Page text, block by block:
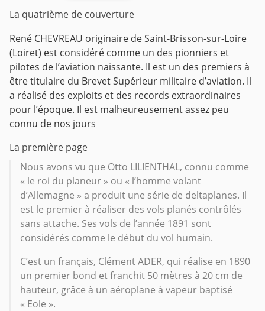
La quatrième de couverture
René CHEVREAU originaire de Saint-Brisson-sur-Loire
(Loiret) est considéré comme un des pionniers et
pilotes de l’aviation naissante. Il est un des premiers à
être titulaire du Brevet Supérieur militaire d’aviation. Il
a réalisé des exploits et des records extraordinaires
pour l’époque. Il est malheureusement assez peu
connu de nos jours
La première page
Nous avons vu que Otto LILIENTHAL, connu comme
« le roi du planeur » ou « l’homme volant
d’Allemagne » a produit une série de deltaplanes. Il
est le premier à réaliser des vols planés contrôlés
sans attache. Ses vols de l’année 1891 sont
considérés comme le début du vol humain.
C’est un français, Clément ADER, qui réalise en 1890
un premier bond et franchit 50 mètres à 20 cm de
hauteur, grâce à un aéroplane à vapeur baptisé
« Eole ».